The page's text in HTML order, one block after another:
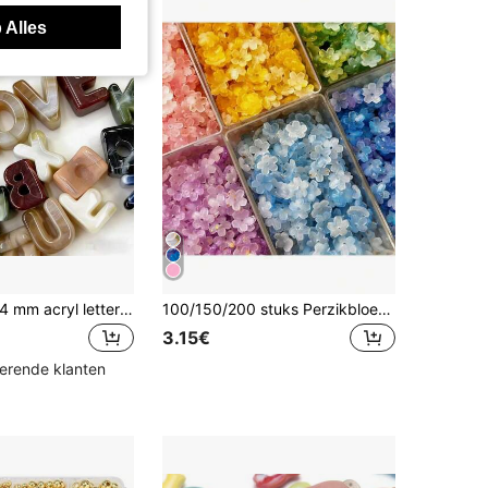
10 stuks 21x14 mm acryl letterkralen, 26 willekeurig gemengde kleuren letters, kledingdecoratie accessoires, handgemaakte sieraden maken materialen voor ketting, armband en DIY-knutselwerk
klanten
100/150/200 stuks Perzikbloesem holle goudgespikkelde losse kralen, armbandaccessoires, DIY schudtak bloem haarspeld bloemdecoratie accessoires, kralen voor sieraden maken, armband maken set, knutselbenodigdheden, kralensieraden maken, geschikt voor armband, oorbellen, ketting sieraden maken
3.15€
Alles